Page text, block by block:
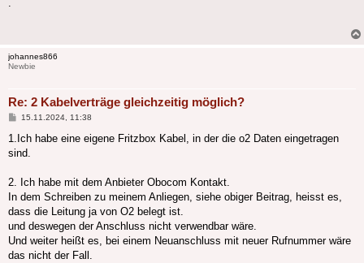
johannes866
Newbie
Re: 2 Kabelverträge gleichzeitig möglich?
Beitrag
15.11.2024, 11:38
1.Ich habe eine eigene Fritzbox Kabel, in der die o2 Daten eingetragen
sind.
2. Ich habe mit dem Anbieter Obocom Kontakt.
In dem Schreiben zu meinem Anliegen, siehe obiger Beitrag, heisst es,
dass die Leitung ja von O2 belegt ist.
und deswegen der Anschluss nicht verwendbar wäre.
Und weiter heißt es, bei einem Neuanschluss mit neuer Rufnummer wäre
das nicht der Fall.